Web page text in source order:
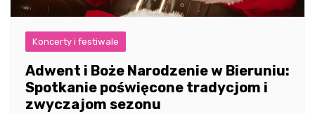
Koncerty i festiwale
Adwent i Boże Narodzenie w Bieruniu:
Spotkanie poświęcone tradycjom i
zwyczajom sezonu